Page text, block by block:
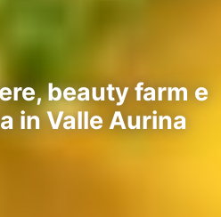
beauty farm e
in Valle Aurina